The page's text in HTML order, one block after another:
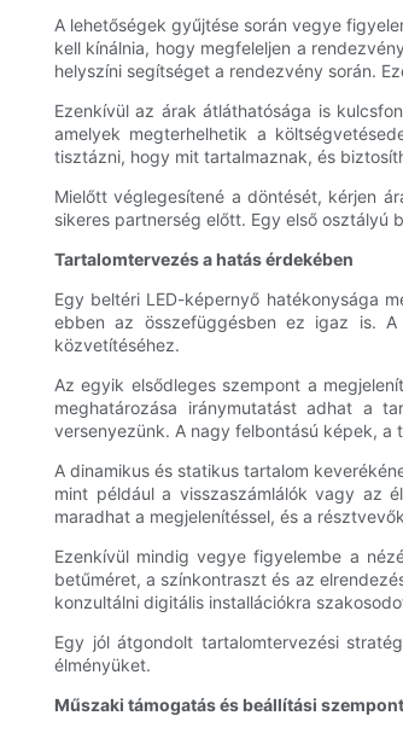
A lehetőségek gyűjtése során vegye
kell kínálnia, hogy megfeleljen a
helyszíni segítséget a rendezvény során.
Ezenkívül az árak átláthatósága is
amelyek megterhelhetik a
tisztázni, hogy mit tartalmaznak, és
Mielőtt véglegesítené a döntését, kérjen
sikeres partnerség előtt. Egy első osztályú
Tartalomtervezés a hatás érdekében
Egy beltéri LED-képernyő hatékonysága
ebben az összefüggésben ez igaz is. A
közvetítéséhez.
Az egyik elsődleges szempont a
meghatározása iránymutatást adhat a
versenyezünk. A nagy felbontású képek, a
A dinamikus és statikus tartalom
mint például a visszaszámlálók vagy az
maradhat a megjelenítéssel, és a
Ezenkívül mindig vegye figyelembe a
betűméret, a színkontraszt és az
konzultálni digitális installációkra
Egy jól átgondolt tartalomtervezési
élményüket.
Műszaki támogatás és beállítási